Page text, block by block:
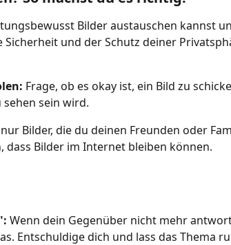
Bilder austauschen kannst
Sicherheit und der Schutz deiner
Frage, ob es okay ist, ein Bild zu
sein wird.
Bilder, die du deinen Freunden oder
dass Bilder im Internet bleiben können.
Wenn dein Gegenüber nicht mehr
Entschuldige dich und lass das Thema